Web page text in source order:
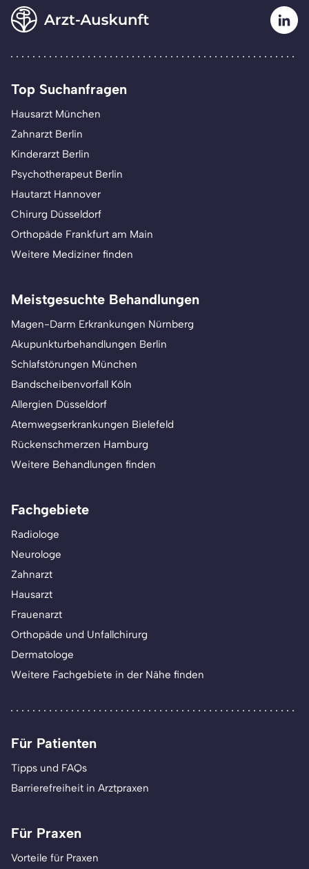
Top Suchanfragen
Hausarzt München
Zahnarzt Berlin
Kinderarzt Berlin
Psychotherapeut Berlin
Hautarzt Hannover
Chirurg Düsseldorf
Orthopäde Frankfurt am Main
Weitere Mediziner finden
Meistgesuchte Behandlungen
Magen-Darm Erkrankungen Nürnberg
Akupunkturbehandlungen Berlin
Schlafstörungen München
Bandscheibenvorfall Köln
Allergien Düsseldorf
Atemwegserkrankungen Bielefeld
Rückenschmerzen Hamburg
Weitere Behandlungen finden
Fachgebiete
Radiologe
Neurologe
Zahnarzt
Hausarzt
Frauenarzt
Orthopäde und Unfallchirurg
Dermatologe
Weitere Fachgebiete in der Nähe finden
Für Patienten
Tipps und FAQs
Barrierefreiheit in Arztpraxen
Für Praxen
Vorteile für Praxen